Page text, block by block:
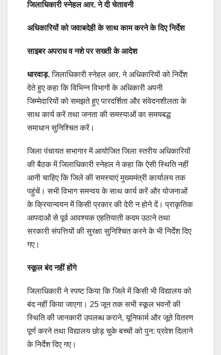
जिलाधिकारी स्नेहल आर. ने दी चेतावनी
अधिकारियों को जवाबदेही के साथ काम करने के दिए निर्देश
साइबर अपराध व नशे पर सख्ती के आदेश
धारवाड़.जिलाधिकारी स्नेहल आर. ने अधिकारियों को निर्देश
देते हुए कहा कि विभिन्न विभागों के अधिकारी अपनी
जिम्मेदारियों को समझते हुए पारदर्शिता और संवेदनशीलता के
साथ कार्य करें तथा जनता की समस्याओं का समयबद्ध
समाधान सुनिश्चित करें।
जिला पंचायत सभागार में आयोजित जिला स्तरीय अधिकारियों
की बैठक में जिलाधिकारी स्नेहल ने कहा कि ऐसी स्थिति नहीं
आनी चाहिए कि जिले की समस्याएं मुख्यमंत्री कार्यालय तक
पहुंचें। सभी विभाग समन्वय के साथ कार्य करें और योजनाओं
के क्रियान्वयन में किसी प्रकार की देरी न होने दें। प्राकृतिक
आपदाओं से पूर्व आवश्यक एहतियाती कदम उठाने तथा
सरकारी संपत्तियों की सुरक्षा सुनिश्चित करने के भी निर्देश दिए
गए।
स्कूल बंद नहीं होंगे
जिलाधिकारी ने स्पष्ट किया कि जिले में किसी भी विद्यालय को
बंद नहीं किया जाएगा। 25 जून तक सभी स्कूल भवनों की
स्थिति की जानकारी उपलब्ध कराने, यूनिफार्म और जूते वितरण
पूर्ण करने तथा विद्यालय छोड़ चुके बच्चों को पुन: प्रवेश दिलाने
के निर्देश दिए गए।